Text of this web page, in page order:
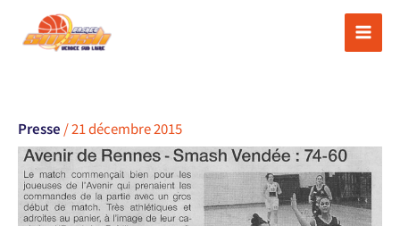
Presse /21 décembre 2015